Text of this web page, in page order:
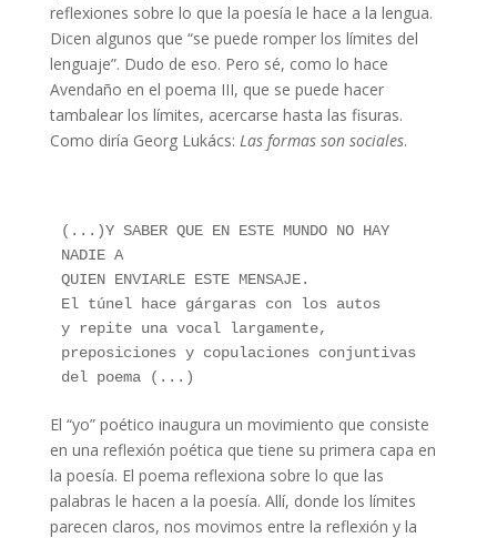
reflexiones sobre lo que la poesía le hace a la lengua.
Dicen algunos que “se puede romper los límites del
lenguaje”. Dudo de eso. Pero sé, como lo hace
Avendaño en el poema III, que se puede hacer
tambalear los límites, acercarse hasta las fisuras.
Como diría Georg Lukács: Las formas son sociales.
(...)Y SABER QUE EN ESTE MUNDO NO HAY
NADIE A
QUIEN ENVIARLE ESTE MENSAJE.
El túnel hace gárgaras con los autos
y repite una vocal largamente,
preposiciones y copulaciones conjuntivas
del poema (...)
El “yo” poético inaugura un movimiento que consiste
en una reflexión poética que tiene su primera capa en
la poesía. El poema reflexiona sobre lo que las
palabras le hacen a la poesía. Allí, donde los límites
parecen claros, nos movimos entre la reflexión y la